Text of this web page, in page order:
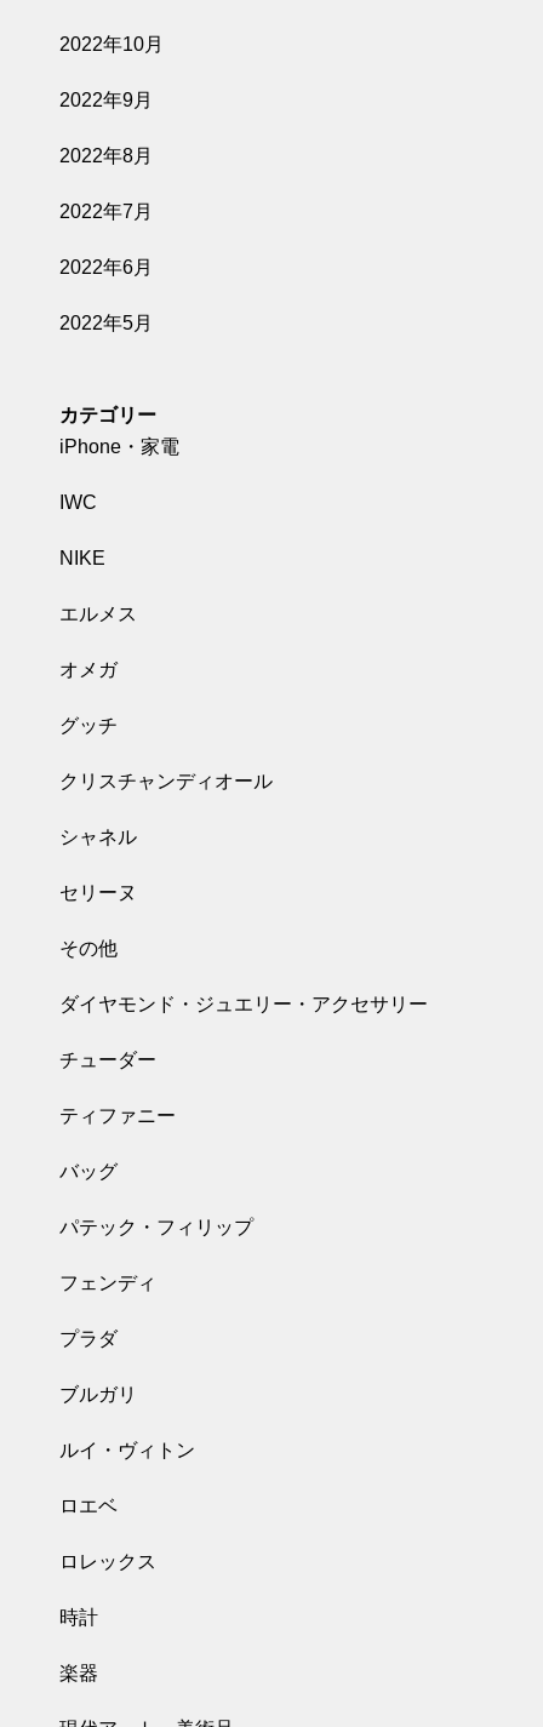
2022年10月
2022年9月
2022年8月
2022年7月
2022年6月
2022年5月
カテゴリー
iPhone・家電
IWC
NIKE
エルメス
オメガ
グッチ
クリスチャンディオール
シャネル
セリーヌ
その他
ダイヤモンド・ジュエリー・アクセサリー
チューダー
ティファニー
バッグ
パテック・フィリップ
フェンディ
プラダ
ブルガリ
ルイ・ヴィトン
ロエベ
ロレックス
時計
楽器